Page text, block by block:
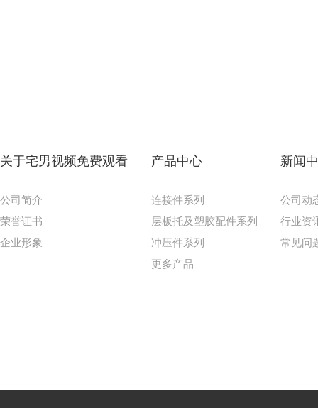
关于宅男视频免费观看
公司简介
荣誉证书
企业形象
产品中心
连接件系列
层板托及塑胶配件系列
冲压件系列
更多产品
新闻
公司动
行业资
常见问